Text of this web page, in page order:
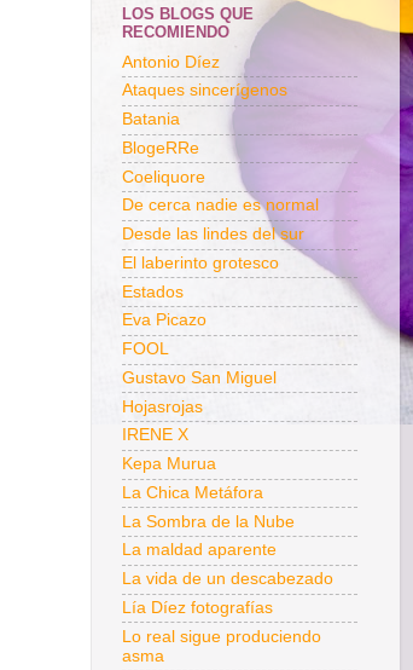
LOS BLOGS QUE
RECOMIENDO
Antonio Díez
Ataques sincerígenos
Batania
BlogeRRe
Coeliquore
De cerca nadie es normal
Desde las lindes del sur
El laberinto grotesco
Estados
Eva Picazo
FOOL
Gustavo San Miguel
Hojasrojas
IRENE X
Kepa Murua
La Chica Metáfora
La Sombra de la Nube
La maldad aparente
La vida de un descabezado
Lía Díez fotografías
Lo real sigue produciendo
asma